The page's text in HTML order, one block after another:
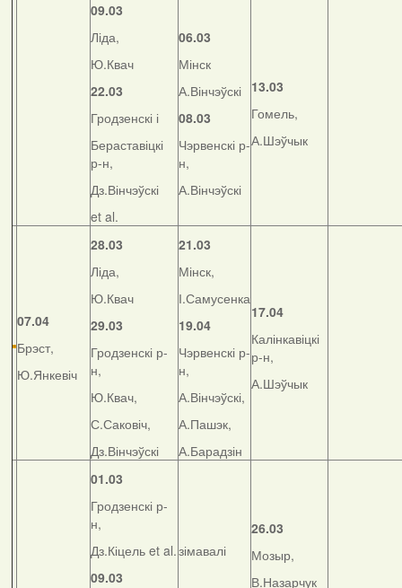
09.03
Ліда,
Ю.Квач
22.03
Гродзенскі і
Бераставіцкі
р-н,
Дз.Вінчэўскі
et al.
06.03
Мінск
А.Вінчэўскі
08.03
Чэрвенскі р-
н,
А.Вінчэўскі
13.03
Гомель,
А.Шэўчык
07.04
Брэст,
Ю.Янкевіч
28.03
Ліда,
Ю.Квач
29.03
Гродзенскі р-
н,
Ю.Квач,
С.Саковіч,
Дз.Вінчэўскі
21.03
Мінск,
І.Самусенка
19.04
Чэрвенскі р-
н,
А.Вінчэўскі,
А.Пашэк,
А.Барадзін
17.04
Калінкавіцкі
р-н,
А.Шэўчык
01.03
Гродзенскі р-
н,
Дз.Кіцель et al.
09.03
зімавалі
26.03
Мозыр,
В.Назарчук